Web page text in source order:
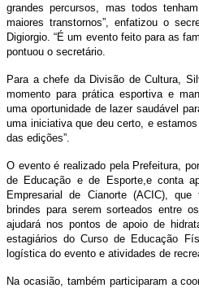
grandes percursos, mas todos
maiores transtornos”, enfatizou o
Digiorgio. “É um evento feito para as
pontuou o secretário.
Para a chefe da Divisão de Cultura,
momento para prática esportiva e
uma oportunidade de lazer saudável
uma iniciativa que deu certo, e
das edições”.
O evento é realizado pela Prefeitura,
de Educação e de Esporte,e conta
Empresarial de Cianorte (ACIC), que
brindes para serem sorteados entre
ajudará nos pontos de apoio de
estagiários do Curso de Educação
logística do evento e atividades de
Na ocasião, também participaram a